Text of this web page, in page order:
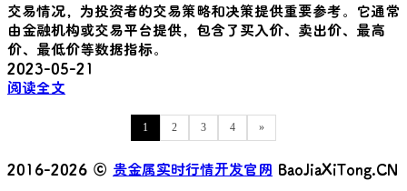
交易情况，为投资者的交易策略和决策提供重要参考。它通常
由金融机构或交易平台提供，包含了买入价、卖出价、最高
价、最低价等数据指标。
2023-05-21
阅读全文
1 2 3 4 »
2016-2026 © 贵金属实时行情开发官网 BaoJiaXiTong.CN